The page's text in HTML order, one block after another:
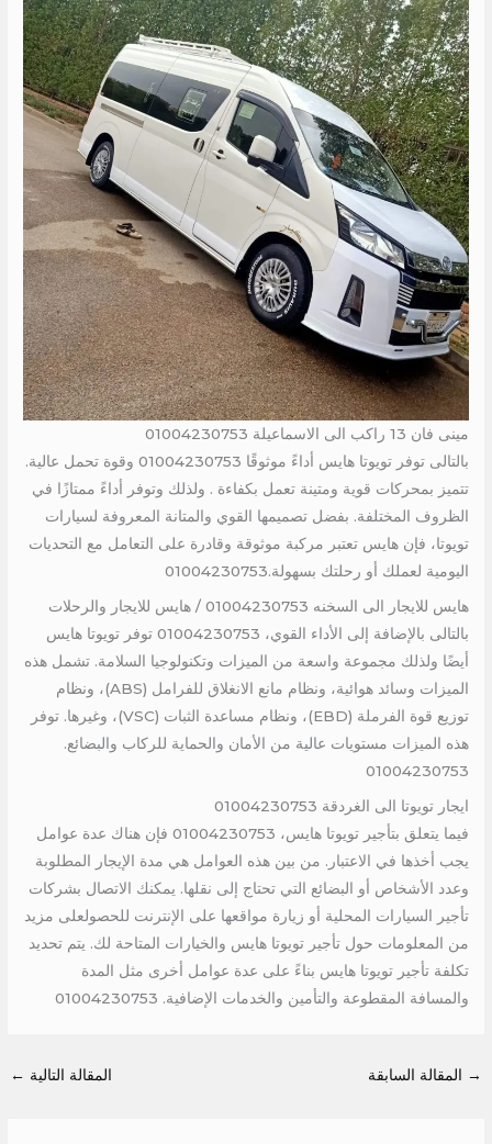
مينى فان 13 راكب الى الاسماعيلة 01004230753
بالتالى توفر تويوتا هايس أداءً موثوقًا 01004230753 وقوة تحمل عالية.
تتميز بمحركات قوية ومتينة تعمل بكفاءة . ولذلك وتوفر أداءً ممتازًا في
الظروف المختلفة. بفضل تصميمها القوي والمتانة المعروفة لسيارات
تويوتا، فإن هايس تعتبر مركبة موثوقة وقادرة على التعامل مع التحديات
اليومية لعملك أو رحلتك بسهولة.01004230753
هايس للايجار الى السخنه 01004230753 / هايس للايجار والرحلات
بالتالى بالإضافة إلى الأداء القوي، 01004230753 توفر تويوتا هايس
أيضًا ولذلك مجموعة واسعة من الميزات وتكنولوجيا السلامة. تشمل هذه
الميزات وسائد هوائية، ونظام مانع الانغلاق للفرامل (ABS)، ونظام
توزيع قوة الفرملة (EBD)، ونظام مساعدة الثبات (VSC)، وغيرها. توفر
هذه الميزات مستويات عالية من الأمان والحماية للركاب والبضائع.
01004230753
ايجار تويوتا الى الغردقة 01004230753
فيما يتعلق بتأجير تويوتا هايس، 01004230753 فإن هناك عدة عوامل
يجب أخذها في الاعتبار. من بين هذه العوامل هي مدة الإيجار المطلوبة
وعدد الأشخاص أو البضائع التي تحتاج إلى نقلها. يمكنك الاتصال بشركات
تأجير السيارات المحلية أو زيارة مواقعها على الإنترنت للحصولعلى مزيد
من المعلومات حول تأجير تويوتا هايس والخيارات المتاحة لك. يتم تحديد
تكلفة تأجير تويوتا هايس بناءً على عدة عوامل أخرى مثل المدة
والمسافة المقطوعة والتأمين والخدمات الإضافية. 01004230753
→ المقالة السابقة المقالة التالية ←